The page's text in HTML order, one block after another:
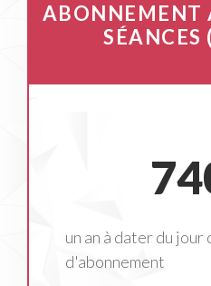
ABONNEMENT
un an à dater du jour
d'abonnement